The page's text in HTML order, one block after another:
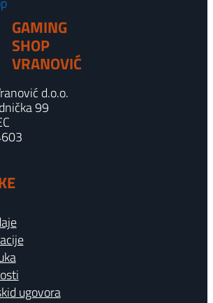
GAMING
SHOP
VRANOVIĆ
d.o.o.
99
ugovora